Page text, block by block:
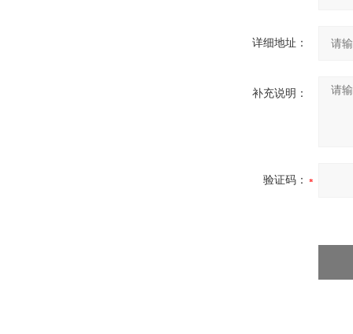
详细地址：
补充说明：
验证码：